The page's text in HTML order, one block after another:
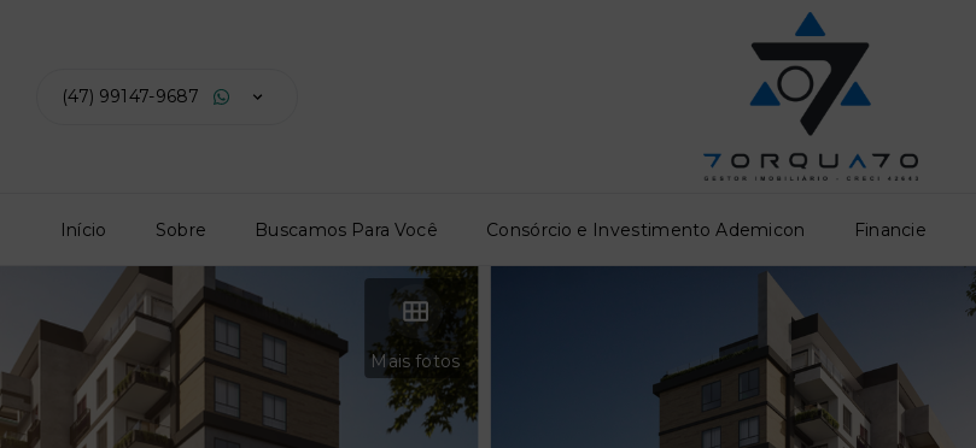
(47) 99147-9687
Início Sobre Buscamos Para Você Consórcio e Investimento Ademicon Financie
Mais fotos